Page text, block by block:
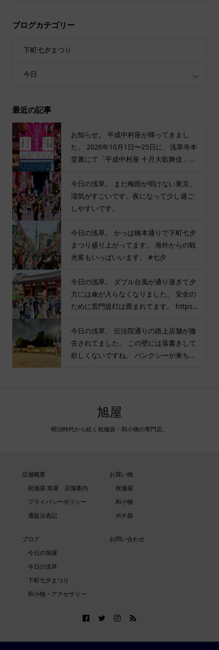
ブログカテゴリー
下町七夕まつり
今日
最近の記事
お知らせ。 平成中村座が帰ってきまし
た。 2026年10月1日〜25日に、浅草寺本
堂裏にて「平成中村座 十月大歌舞伎」...
今日の浅草。 まだ梅雨が明けない東京。
湿気がすごいです。夜になって少し過ご
しやすいです。
今日の浅草。 かっぱ橋本通りで下町七夕
まつり盛り上がってます。 海外からの観
光客もいっぱいいます。 #七夕
今日の浅草。 ダブル台風が通り過ぎて夕
方には傘が入らなくなりました。 安全の
ために雷門提灯は畳まれてます。 https...
今日の浅草。 伝法院通りの路上店舗が撤
去されてました。 この壁には落書きして
欲しくないですね。 バンクシーが来ち...
旭屋
明治時代から続く祝儀袋・和小物の専門店。
店舗概要
祝儀袋 旭屋 店舗案内
プライバシーポリシー
通販法表記
お買い物
祝儀袋
和小物
ポチ袋
ブログ
今日の旭屋
今日の浅草
下町七夕まつり
和小物・アクセサリー
お問い合わせ